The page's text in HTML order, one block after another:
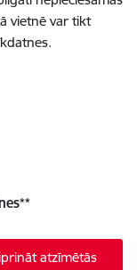
vietnē var tikt
**
atzīmētās